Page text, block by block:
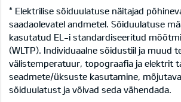
* Elektrilise sõiduulatuse näitajad
saadaolevatel andmetel. Sõiduulatuse
kasutatud EL-i standardiseeritud
(WLTP). Individuaalne sõidustiil ja muud
välistemperatuur, topograafia ja elektrit
seadmete/üksuste kasutamine,
sõiduulatust ja võivad seda vähendada.